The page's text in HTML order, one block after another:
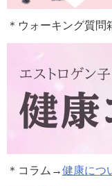
＊ウォーキング質問
＊コラム →健康につ